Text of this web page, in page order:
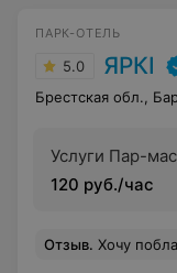
ПАРК-ОТЕЛЬ
5.0 ЯРКI
Брестская обл.,
Услуги Пар-
120 руб./час
Отзыв. Хочу поблагодарить парк Яркі за прекрасно организованную